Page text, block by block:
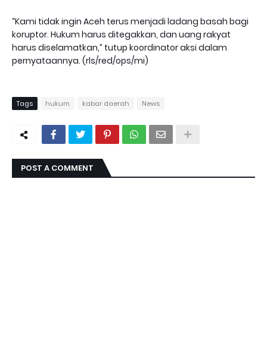
“Kami tidak ingin Aceh terus menjadi ladang basah bagi
koruptor. Hukum harus ditegakkan, dan uang rakyat
harus diselamatkan,” tutup koordinator aksi dalam
pernyataannya. (rls/red/ops/mi)
Tags hukum kabar daerah News
POST A COMMENT